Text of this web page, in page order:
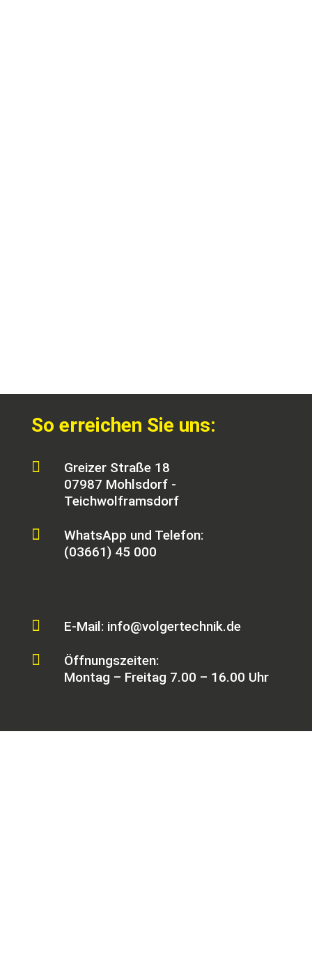
So erreichen Sie uns:

Greizer Straße 18
07987 Mohlsdorf -
Teichwolframsdorf

WhatsApp und Telefon:
(03661) 45 000
 E-Mail: info@volgertechnik.de

Öffnungszeiten:
Montag – Freitag 7.00 – 16.00 Uhr